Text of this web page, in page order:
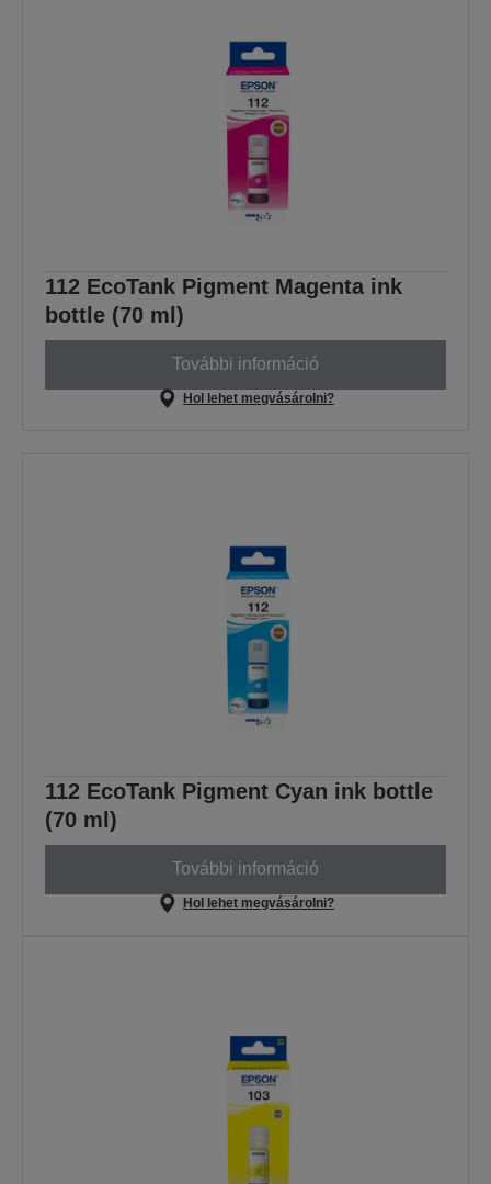
112 EcoTank Pigment Magenta ink
bottle (70 ml)
További információ
Hol lehet megvásárolni?
112 EcoTank Pigment Cyan ink bottle
(70 ml)
További információ
Hol lehet megvásárolni?